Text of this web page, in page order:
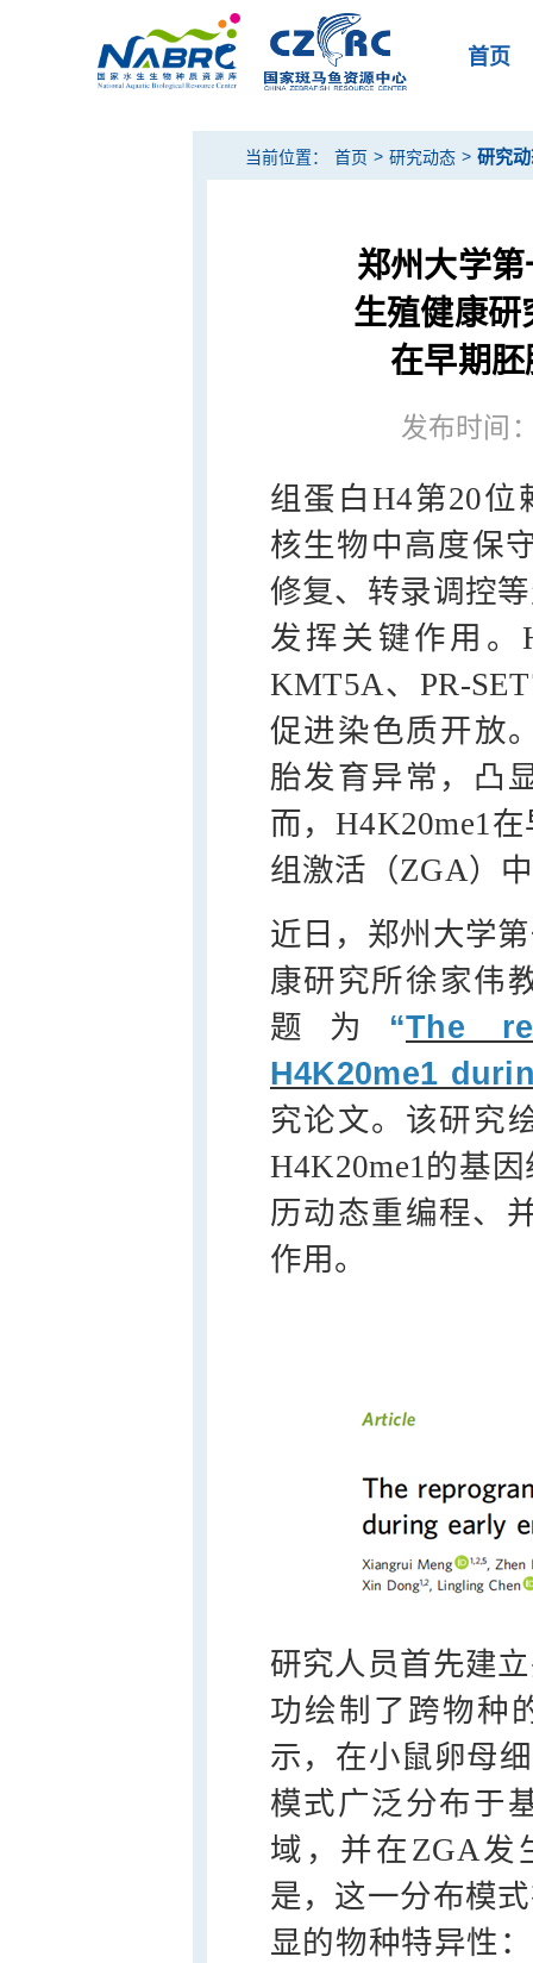
首页
当前位置： 首页 > 研究动态 > 研究
郑州大学
生殖健康
在早期
发布时间
组蛋白H4第20位
核生物中高度保
修复、转录调控
发挥关键作用。
KMT5A、PR-
促进染色质开放
胎发育异常，凸
而，H4K20me1
组激活（ZGA）
近日，郑州大学
康研究所徐家伟
题为 “The
H4K20me1
究论文。该研究
H4K20me1的基
历动态重编程、
作用。
研究人员首先建
功绘制了跨物种
示，在小鼠卵母
模式广泛分布于
域，并在ZGA发
是，这一分布模
显的物种特异性